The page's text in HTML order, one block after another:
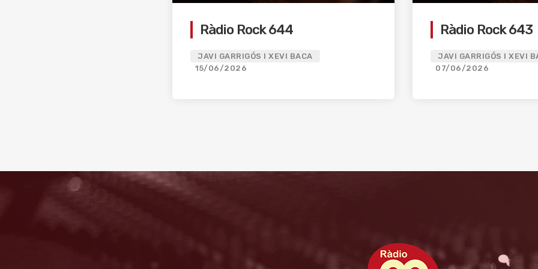
Ràdio Rock 644
JAVI GARRIGÓS I XEVI BACA
15/06/2026
Ràdio Rock 643
JAVI GARRIGÓS I XEVI
07/06/2026